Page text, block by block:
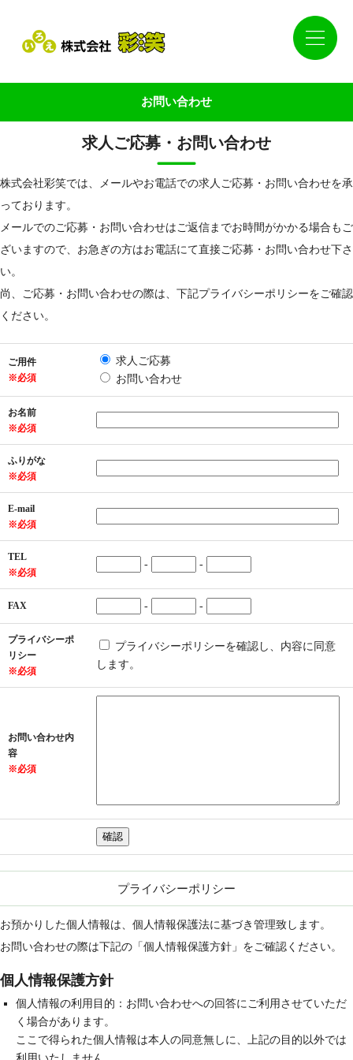
お問い合わせ
求人ご応募・お問い合わせ
株式会社彩笑では、メールやお電話での求人ご応募・お問い合わせを承
っております。
メールでのご応募・お問い合わせはご返信までお時間がかかる場合もご
ざいますので、お急ぎの方はお電話にて直接ご応募・お問い合わせ下さ
い。
尚、ご応募・お問い合わせの際は、下記プライバシーポリシーをご確認
ください。
ご用件
※必須
求人ご応募
お問い合わせ
お名前
※必須
ふりがな
※必須
E-mail
※必須
TEL
※必須
- -
FAX - -
プライバシーポ
リシー
※必須
プライバシーポリシーを確認し、内容に同意
します。
お問い合わせ内
容
※必須
プライバシーポリシー
お預かりした個人情報は、個人情報保護法に基づき管理致します。
お問い合わせの際は下記の「個人情報保護方針」をご確認ください。
個人情報保護方針
個人情報の利用目的：お問い合わせへの回答にご利用させていただ
く場合があります。
ここで得られた個人情報は本人の同意無しに、上記の目的以外では